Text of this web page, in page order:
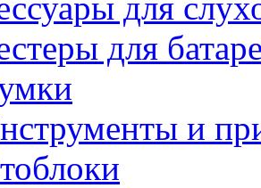
для
и